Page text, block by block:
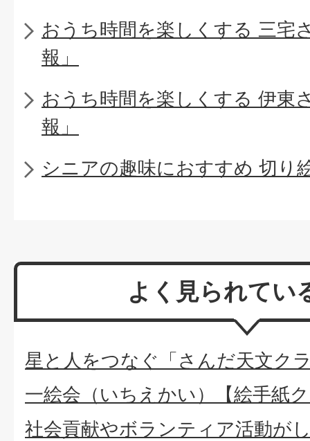
おうち時間を楽しくする 三宅
報」
おうち時間を楽しくする 伊東
報」
シニアの趣味におすすめ 切り
よく見られてい
星と人をつなぐ「さんだ天文ク
一絵会（いちえかい）【絵手紙
社会貢献やボランティア活動が